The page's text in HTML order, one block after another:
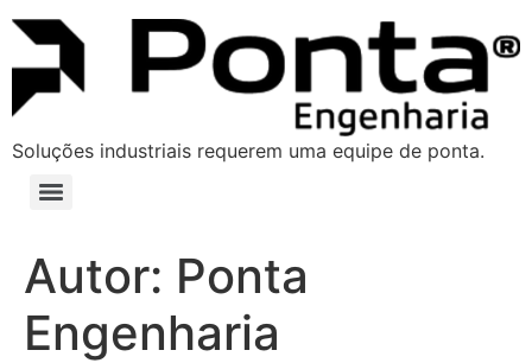
Soluções industriais requerem uma equipe de ponta.
Autor: Ponta
Engenharia